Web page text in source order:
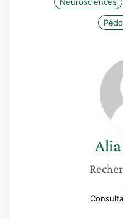
Alia